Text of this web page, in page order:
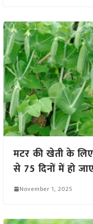
मटर की खेती के
से 75 दिनों में हो
November 1, 2025